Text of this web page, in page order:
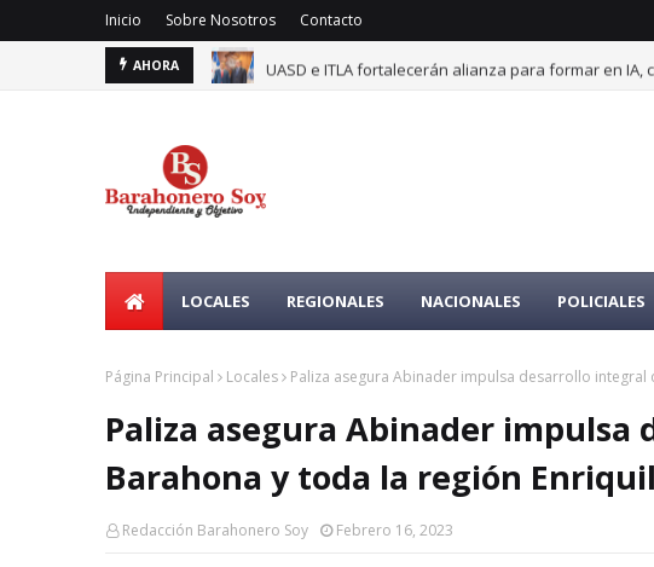
Inicio Sobre Nosotros Contacto
AHORA UASD e ITLA fortalecerán alianza para formar en
LOCALES REGIONALES NACIONALES POLICIALES
Página Principal Locales Paliza asegura Abinader impulsa desarrollo
Paliza asegura Abinader
Barahona y toda la región
Redacción Barahonero Soy Febrero 16, 2023